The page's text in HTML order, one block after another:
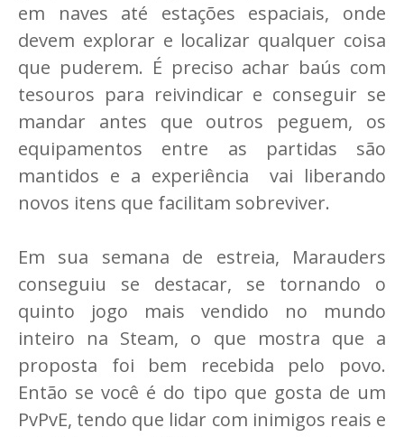
em naves até estações espaciais, onde
devem explorar e localizar qualquer coisa
que puderem. É preciso achar baús com
tesouros para reivindicar e conseguir se
mandar antes que outros peguem, os
equipamentos entre as partidas são
mantidos e a experiência vai liberando
novos itens que facilitam sobreviver.
Em sua semana de estreia, Marauders
conseguiu se destacar, se tornando o
quinto jogo mais vendido no mundo
inteiro na Steam, o que mostra que a
proposta foi bem recebida pelo povo.
Então se você é do tipo que gosta de um
PvPvE, tendo que lidar com inimigos reais e